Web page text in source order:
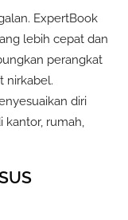
ExpertBook
lebih cepat dan
perangkat
nirkabel.
diri
kantor, rumah,